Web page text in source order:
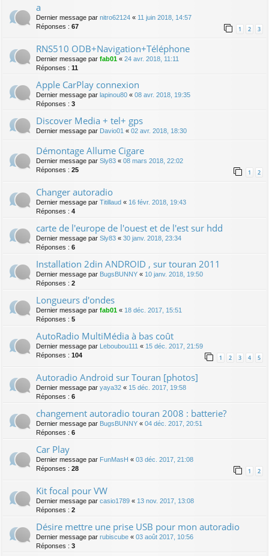
a
Dernier message par nitro62124 « 11 juin 2018, 14:57
Réponses : 67 1 2 3
RNS510 ODB+Navigation+Téléphone
Dernier message par fab01 « 24 avr. 2018, 11:11
Réponses : 11
Apple CarPlay connexion
Dernier message par lapinou80 « 08 avr. 2018, 19:35
Réponses : 3
Discover Media + tel+ gps
Dernier message par Davio01 « 02 avr. 2018, 18:30
Démontage Allume Cigare
Dernier message par Sly83 « 08 mars 2018, 22:02
Réponses : 25 1 2
Changer autoradio
Dernier message par Titillaud « 16 févr. 2018, 19:43
Réponses : 4
carte de l'europe de l'ouest et de l'est sur hdd
Dernier message par Sly83 « 30 janv. 2018, 23:34
Réponses : 6
Installation 2din ANDROID , sur touran 2011
Dernier message par BugsBUNNY « 10 janv. 2018, 19:50
Réponses : 2
Longueurs d'ondes
Dernier message par fab01 « 18 déc. 2017, 15:51
Réponses : 5
AutoRadio MultiMédia à bas coût
Dernier message par Leboubou111 « 15 déc. 2017, 21:59
Réponses : 104 1 2 3 4 5
Autoradio Android sur Touran [photos]
Dernier message par yaya32 « 15 déc. 2017, 19:58
Réponses : 6
changement autoradio touran 2008 : batterie?
Dernier message par BugsBUNNY « 04 déc. 2017, 20:51
Réponses : 6
Car Play
Dernier message par FunMasH « 03 déc. 2017, 21:08
Réponses : 28 1 2
Kit focal pour VW
Dernier message par casio1789 « 13 nov. 2017, 13:08
Réponses : 2
Désire mettre une prise USB pour mon autoradio
Dernier message par rubiscube « 03 août 2017, 10:56
Réponses : 3